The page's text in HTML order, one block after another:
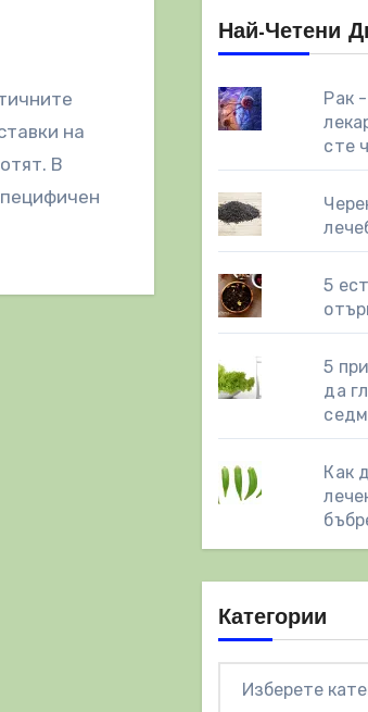
на
В
Най-Четени
Рак
сте
5
5
да
Как
Категории